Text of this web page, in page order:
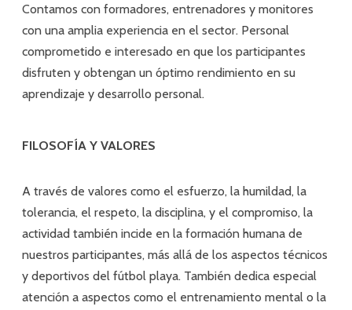
Contamos con formadores, entrenadores y monitores
con una amplia experiencia en el sector. Personal
comprometido e interesado en que los participantes
disfruten y obtengan un óptimo rendimiento en su
aprendizaje y desarrollo personal.
FILOSOFÍA Y VALORES
A través de valores como el esfuerzo, la humildad, la
tolerancia, el respeto, la disciplina, y el compromiso, la
actividad también incide en la formación humana de
nuestros participantes, más allá de los aspectos técnicos
y deportivos del fútbol playa. También dedica especial
atención a aspectos como el entrenamiento mental o la